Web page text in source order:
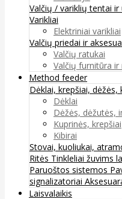
Valčių / variklių tentai ir
Varikliai
Elektriniai varikliai
Valčių priedai ir
Valčių ratukai
Valčių furnitūra
Method feeder
Dėklai, krepšiai, dėžės,
Dėklai
Dėžės, dėžutės,
Kuprinės, krepšiai
Kibirai
Stovai, kuoliukai,
Ritės Tinkleliai žuvims
Paruoštos sistemos
signalizatoriai
Laisvalaikis